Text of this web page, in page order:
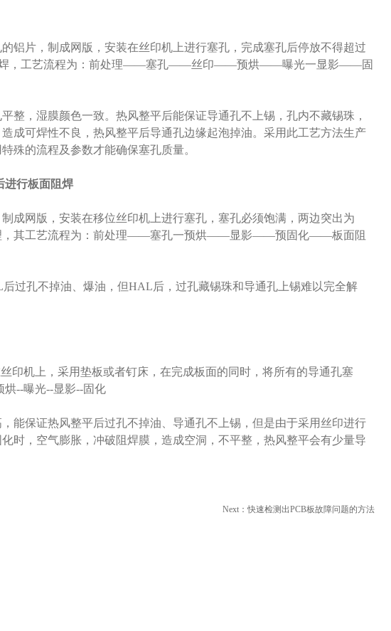
铝片，制成网版，安装在丝印机上进行塞孔，完成塞孔后停放不得超过
焊，工艺流程为：前处理——塞孔——丝印——预烘——曝光一显影——固
整，湿膜颜色一致。热风整平后能保证导通孔不上锡，孔内不藏锡珠，
成可焊性不良，热风整平后导通孔边缘起泡掉油。采用此工艺方法生产
殊的流程及参数才能确保塞孔质量。
进行板面阻焊
成网版，安装在移位丝印机上进行塞孔，塞孔必须饱满，两边突出为
，其工艺流程为：前处理——塞孔一预烘——显影——预固化——板面阻
过孔不掉油、爆油，但HAL后，过孔藏锡珠和导通孔上锡难以完全解
印机上，采用垫板或者钉床，在完成板面的同时，将所有的导通孔塞
烘--曝光--显影--固化
能保证热风整平后过孔不掉油、导通孔不上锡，但是由于采用丝印进行
时，空气膨胀，冲破阻焊膜，造成空洞，不平整，热风整平会有少量导
Next：快速检测出PCB板故障问题的方法